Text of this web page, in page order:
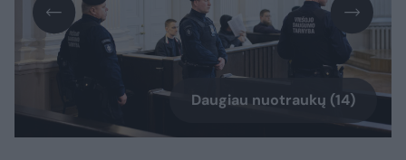
Daugiau nuotraukų (14)